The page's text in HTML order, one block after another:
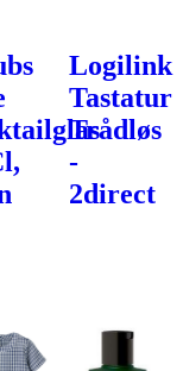
Logilink
Tastatur
Trådløs
-
2direct